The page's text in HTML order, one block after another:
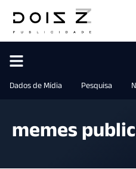
Dados de Mídia Pesquisa
memes